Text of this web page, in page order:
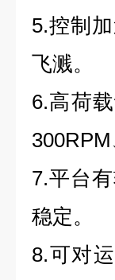
5.控制
飞溅。
6.高荷
300RPM
7.平台
稳定。
8.可对